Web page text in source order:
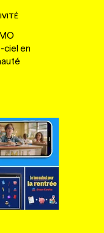
ciel en